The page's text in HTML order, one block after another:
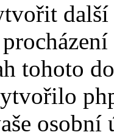
tohoto
osobní